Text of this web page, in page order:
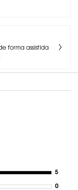
forma assistida
5
0